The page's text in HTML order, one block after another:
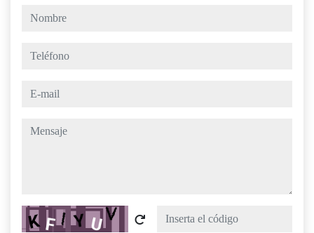
nombre
teléfono
e-mail
mensaje
Captcha